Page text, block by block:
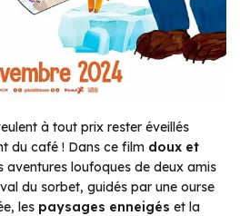
à tout prix rester éveillés
du café ! Dans ce film doux et
aventures loufoques de deux amis
du sorbet, guidés par une ourse
les paysages enneigés et la